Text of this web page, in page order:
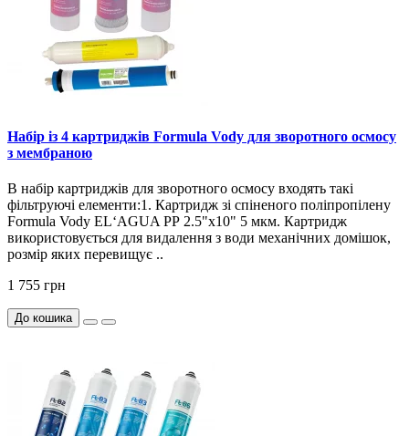
Набір із 4 картриджів Formula Vody для зворотного осмосу
з мембраною
В набір картриджів для зворотного осмосу входять такі
фільтруючі елементи:1. Картридж зі спіненого поліпропілену
Formula Vody EL‘AGUA РР 2.5"х10" 5 мкм. Картридж
використовується для видалення з води механічних домішок,
розмір яких перевищує ..
1 755 грн
До кошика